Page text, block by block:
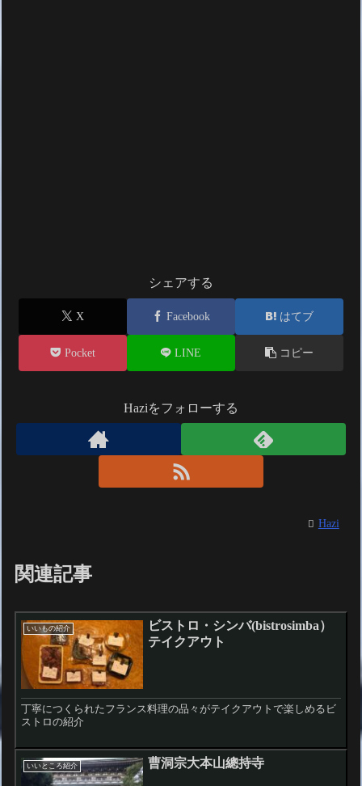
シェアする
X Facebook はてブ
Pocket LINE コピー
Haziをフォローする
Hazi
関連記事
いいもの紹介
ビストロ・シンバ(bistrosimba）
テイクアウト
丁寧につくられたフランス料理の品々がテイクアウトで楽しめるビ
ストロの紹介
いいところ紹介 曹洞宗大本山總持寺